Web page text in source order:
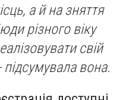
а й на зняття
різного віку
свій
підсумувала вона.